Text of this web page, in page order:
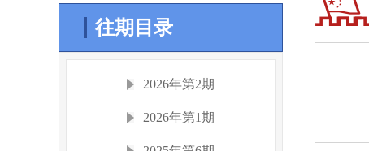
往期目录
2026年第2期
2026年第1期